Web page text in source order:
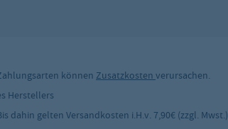
können Zusatzkosten verursachen.
Herstellers
dahin gelten Versandkosten i.H.v. 7,90€ (zzgl. Mwst.)